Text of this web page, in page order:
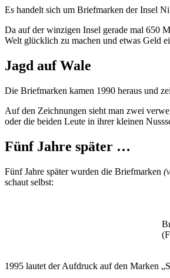
Es handelt sich um Briefmarken der Insel
Da auf der winzigen Insel gerade mal 650
Welt glücklich zu machen und etwas Geld
Jagd auf Wale
Die Briefmarken kamen 1990 heraus und
Auf den Zeichnungen sieht man zwei
oder die beiden Leute in ihrer kleinen
Fünf Jahre später …
Fünf Jahre später wurden die Briefmarken
schaut selbst:
1995 lautet der Aufdruck auf den Marken